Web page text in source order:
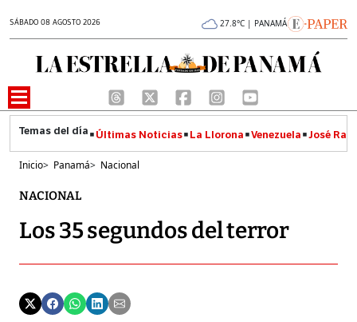
SÁBADO 08 AGOSTO 2026 27.8°C | PANAMÁ
Últimas Noticias La Llorona Venezuela José
Inicio> Panamá> Nacional
NACIONAL
Los 35 segundos del terror